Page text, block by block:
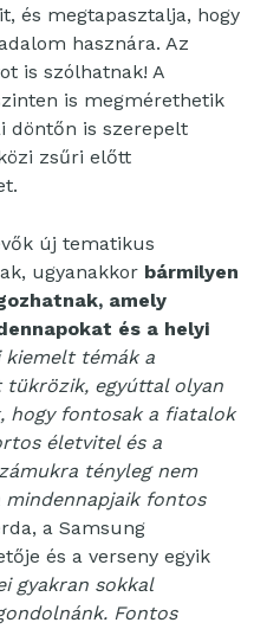
és megtapasztalja, hogy
hasznára. Az
is szólhatnak! A
is megmérethetik
döntőn is szerepelt
zsűri előtt
új tematikus
ugyanakkor bármilyen
amely
és a helyi
kiemelt témák a
egyúttal olyan
hogy fontosak a fiatalok
életvitel és a
tényleg nem
fontos
a Samsung
és a verseny egyik
gyakran sokkal
Fontos